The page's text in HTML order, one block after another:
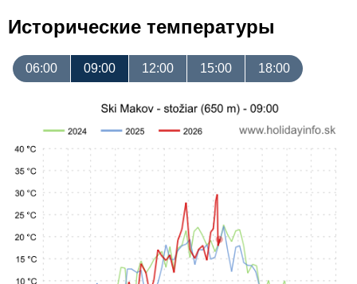
Исторические температуры
06:00 09:00 12:00 15:00 18:00